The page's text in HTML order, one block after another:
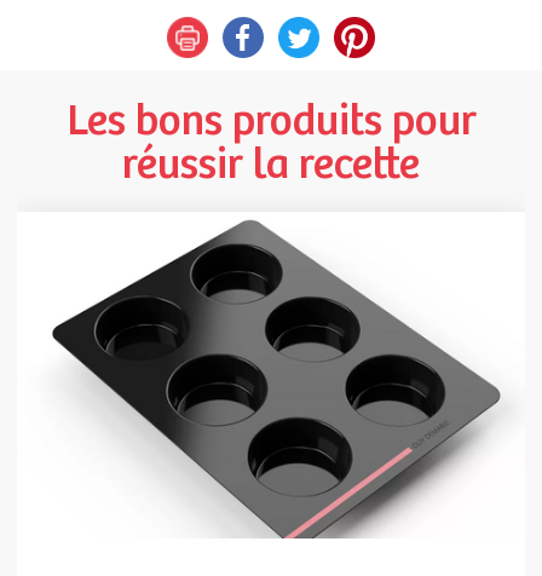
Les bons produits pour
réussir la recette